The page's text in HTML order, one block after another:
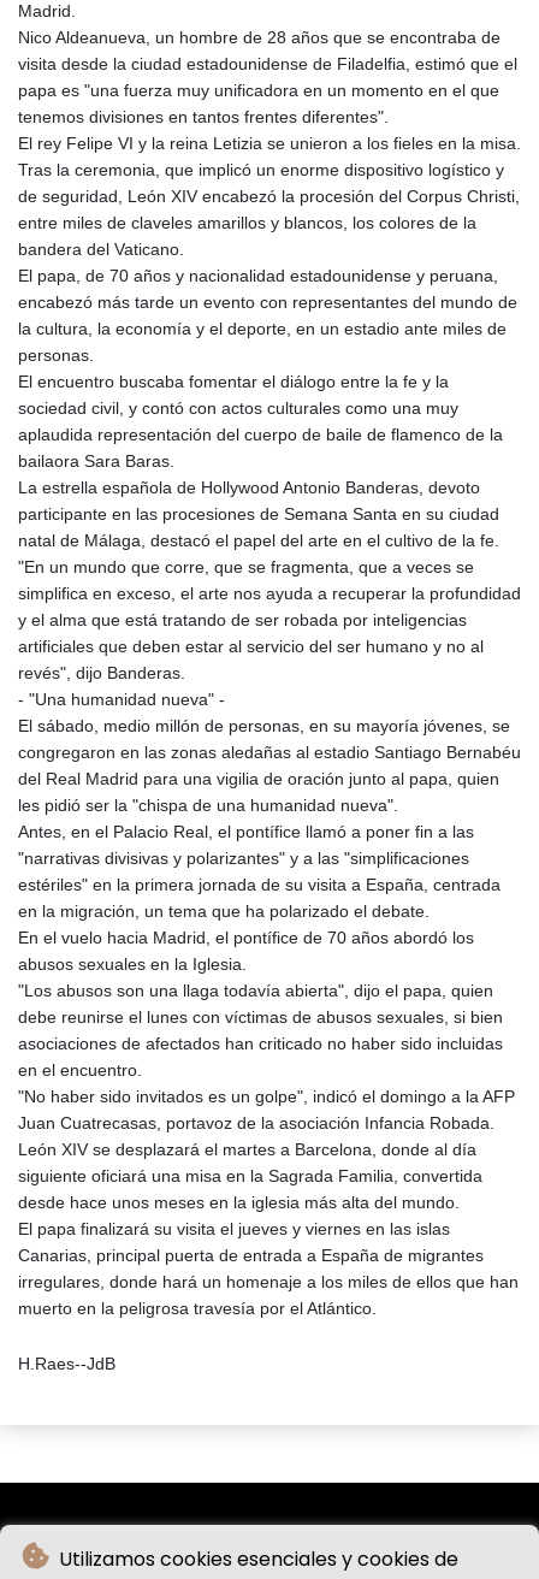
Utilizamos cookies esenciales y cookies de
Madrid.
Nico Aldeanueva, un hombre de 28 años que se encontraba de
visita desde la ciudad estadounidense de Filadelfia, estimó que el
papa es "una fuerza muy unificadora en un momento en el que
tenemos divisiones en tantos frentes diferentes".
El rey Felipe VI y la reina Letizia se unieron a los fieles en la misa.
Tras la ceremonia, que implicó un enorme dispositivo logístico y
de seguridad, León XIV encabezó la procesión del Corpus Christi,
entre miles de claveles amarillos y blancos, los colores de la
bandera del Vaticano.
El papa, de 70 años y nacionalidad estadounidense y peruana,
encabezó más tarde un evento con representantes del mundo de
la cultura, la economía y el deporte, en un estadio ante miles de
personas.
El encuentro buscaba fomentar el diálogo entre la fe y la
sociedad civil, y contó con actos culturales como una muy
aplaudida representación del cuerpo de baile de flamenco de la
bailaora Sara Baras.
La estrella española de Hollywood Antonio Banderas, devoto
participante en las procesiones de Semana Santa en su ciudad
natal de Málaga, destacó el papel del arte en el cultivo de la fe.
"En un mundo que corre, que se fragmenta, que a veces se
simplifica en exceso, el arte nos ayuda a recuperar la profundidad
y el alma que está tratando de ser robada por inteligencias
artificiales que deben estar al servicio del ser humano y no al
revés", dijo Banderas.
- "Una humanidad nueva" -
El sábado, medio millón de personas, en su mayoría jóvenes, se
congregaron en las zonas aledañas al estadio Santiago Bernabéu
del Real Madrid para una vigilia de oración junto al papa, quien
les pidió ser la "chispa de una humanidad nueva".
Antes, en el Palacio Real, el pontífice llamó a poner fin a las
"narrativas divisivas y polarizantes" y a las "simplificaciones
estériles" en la primera jornada de su visita a España, centrada
en la migración, un tema que ha polarizado el debate.
En el vuelo hacia Madrid, el pontífice de 70 años abordó los
abusos sexuales en la Iglesia.
"Los abusos son una llaga todavía abierta", dijo el papa, quien
debe reunirse el lunes con víctimas de abusos sexuales, si bien
asociaciones de afectados han criticado no haber sido incluidas
en el encuentro.
"No haber sido invitados es un golpe", indicó el domingo a la AFP
Juan Cuatrecasas, portavoz de la asociación Infancia Robada.
León XIV se desplazará el martes a Barcelona, donde al día
siguiente oficiará una misa en la Sagrada Familia, convertida
desde hace unos meses en la iglesia más alta del mundo.
El papa finalizará su visita el jueves y viernes en las islas
Canarias, principal puerta de entrada a España de migrantes
irregulares, donde hará un homenaje a los miles de ellos que han
muerto en la peligrosa travesía por el Atlántico.
H.Raes--JdB